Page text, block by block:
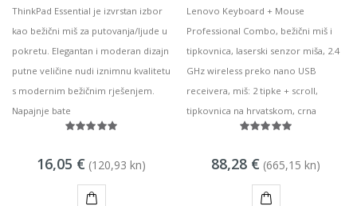
ThinkPad Essential je izvrstan izbor
kao bežični miš za putovanja/ljude u
pokretu. Elegantan i moderan dizajn
putne veličine nudi iznimnu kvalitetu
s modernim bežičnim rješenjem.
Napajnje bate
16,05 € (120,93 kn)
Lenovo Keyboard + Mouse
Professional Combo, bežični miš i
tipkovnica, laserski senzor miša, 2.4
GHz wireless preko nano USB
receivera, miš: 2 tipke + scroll,
tipkovnica na hrvatskom, crna
88,28 € (665,15 kn)